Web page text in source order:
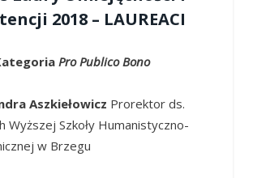
2018 – LAUREACI
Pro Publico Bono
Aszkiełowicz Prorektor ds.
Wyższej Szkoły Humanistyczno-
w Brzegu